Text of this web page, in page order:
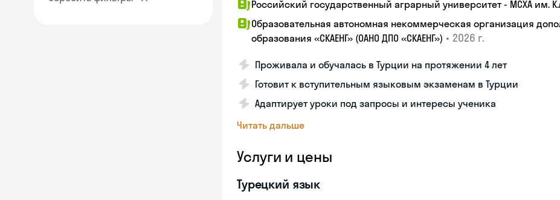
Российский государственный аграрный университет - МСХА им.
Образовательная автономная некоммерческая организация
образования «СКАЕНГ» (ОАНО ДПО «СКАЕНГ») • 2026 г.
Проживала и обучалась в Турции на протяжении 4 лет
Готовит к вступительным языковым экзаменам в Турции
Адаптирует уроки под запросы и интересы ученика
Читать дальше
Услуги и цены
Турецкий язык